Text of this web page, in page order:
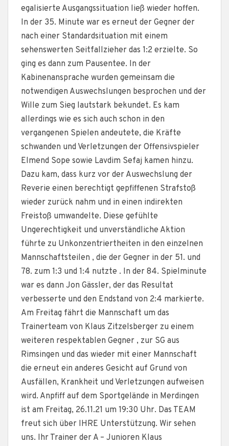
egalisierte Ausgangssituation ließ wieder hoffen.
In der 35. Minute war es erneut der Gegner der
nach einer Standardsituation mit einem
sehenswerten Seitfallzieher das 1:2 erzielte. So
ging es dann zum Pausentee. In der
Kabinenansprache wurden gemeinsam die
notwendigen Auswechslungen besprochen und der
Wille zum Sieg lautstark bekundet. Es kam
allerdings wie es sich auch schon in den
vergangenen Spielen andeutete, die Kräfte
schwanden und Verletzungen der Offensivspieler
Elmend Sope sowie Lavdim Sefaj kamen hinzu.
Dazu kam, dass kurz vor der Auswechslung der
Reverie einen berechtigt gepfiffenen Strafstoß
wieder zurück nahm und in einen indirekten
Freistoß umwandelte. Diese gefühlte
Ungerechtigkeit und unverständliche Aktion
führte zu Unkonzentriertheiten in den einzelnen
Mannschaftsteilen , die der Gegner in der 51. und
78. zum 1:3 und 1:4 nutzte . In der 84. Spielminute
war es dann Jon Gässler, der das Resultat
verbesserte und den Endstand von 2:4 markierte.
Am Freitag fährt die Mannschaft um das
Trainerteam von Klaus Zitzelsberger zu einem
weiteren respektablen Gegner , zur SG aus
Rimsingen und das wieder mit einer Mannschaft
die erneut ein anderes Gesicht auf Grund von
Ausfällen, Krankheit und Verletzungen aufweisen
wird. Anpfiff auf dem Sportgelände in Merdingen
ist am Freitag, 26.11.21 um 19:30 Uhr. Das TEAM
freut sich über IHRE Unterstützung. Wir sehen
uns. Ihr Trainer der A – Junioren Klaus